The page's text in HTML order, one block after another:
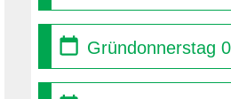
Gründonnerstag